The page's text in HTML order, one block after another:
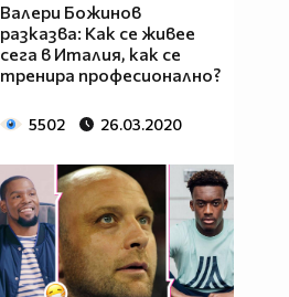
Валери Божинов
разказва: Как се живее
сега в Италия, как се
тренира професионално?
5502 26.03.2020